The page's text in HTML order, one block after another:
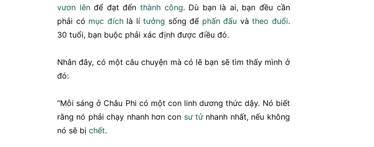
vươn lênđể đạt đến thành công. Dù bạn là ai, bạn đều cần
phải có mục đíchlà lítưởng sống để phấn đấu vàtheo đuổi.
30 tuổi, bạn buộc phải xác định được điều đó.
Nhân đây, có một câu chuyện mà có lẽ bạn sẽ tìm thấy mình ở
đó:
“Mỗi sáng ở Châu Phi có một con linh dương thức dậy. Nó biết
rằng nó phải chạy nhanh hơn con sư tửnhanh nhất, nếu không
nó sẽ bị chết.